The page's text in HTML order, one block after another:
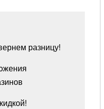
разницу!